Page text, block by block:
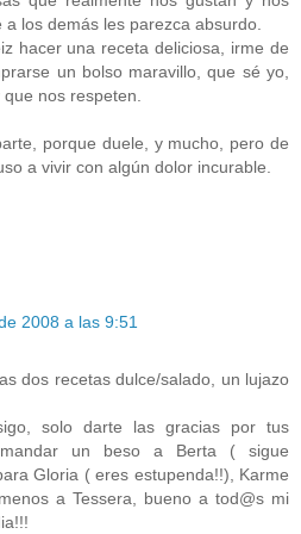
a los demás les parezca absurdo.
hacer una receta deliciosa, irme de
un bolso maravillo, que sé yo,
nos respeten.
porque duele, y mucho, pero de
a vivir con algún dolor incurable.
2008 a las 9:51
dos recetas dulce/salado, un lujazo
solo darte las gracias por tus
un beso a Berta ( sigue
Gloria ( eres estupenda!!), Karme
a Tessera, bueno a tod@s mi